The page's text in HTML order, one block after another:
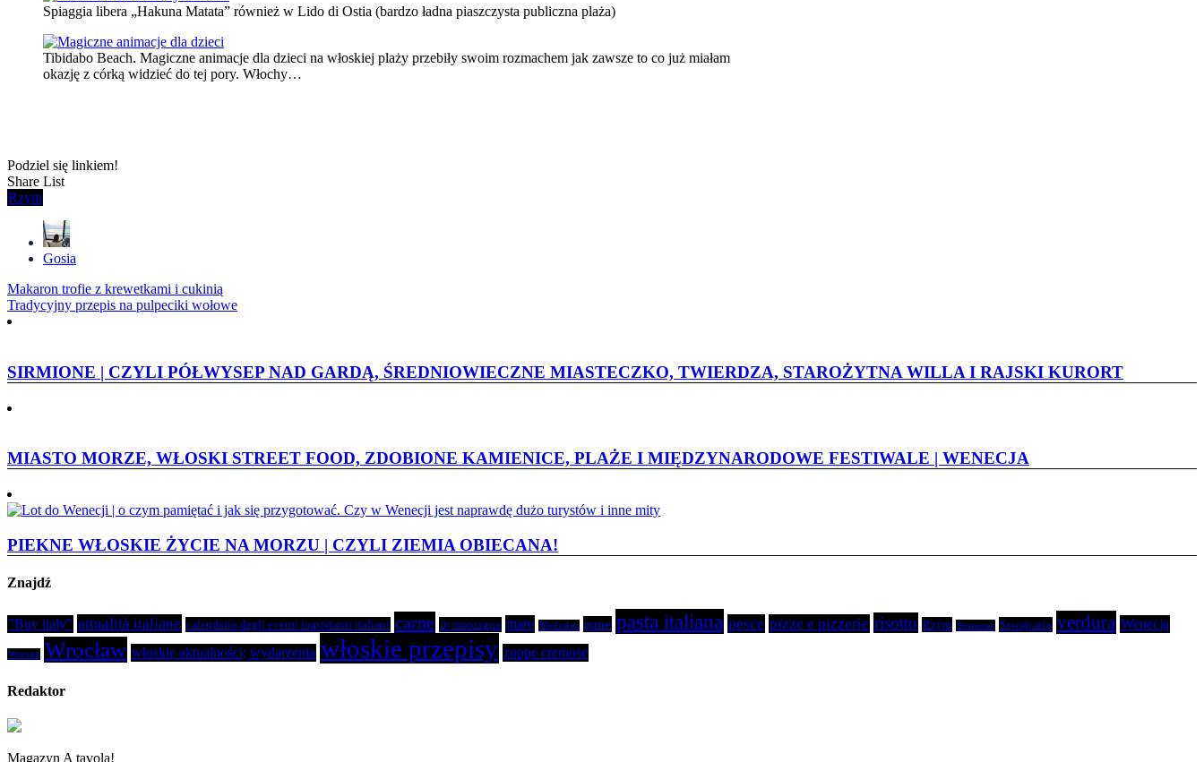
Spiaggia libera „Hakuna Matata” również w Lido di Ostia (bardzo ładna piaszczysta publiczna plaża)
Tibidabo Beach. Magiczne animacje dla dzieci na włoskiej plaży przebiły swoim rozmachem jak zawsze to co już miałam
okazję z córką widzieć do tej pory. Włochy…
Podziel się linkiem!
Share List
Rzym
Gosia
Nawigacja
wpisu
Makaron trofie z krewetkami i cukinią
Tradycyjny przepis na pulpeciki wołowe
SIRMIONE | CZYLI PÓŁWYSEP NAD GARDĄ, ŚREDNIOWIECZNE MIASTECZKO, TWIERDZA, STAROŻYTNA WILLA I RAJSKI KURORT
MIASTO MORZE, WŁOSKI STREET FOOD, ZDOBIONE KAMIENICE, PLAŻE I MIĘDZYNARODOWE FESTIWALE | WENECJA
PIEKNE WŁOSKIE ŻYCIE NA MORZU | CZYLI ZIEMIA OBIECANA!
Znajdź
"Buy italy" attualità italiane calendario degli eventi importanti italiani carne in montagna mare Mediolan pane pasta italiana pesce pizze e pizzerie risotto Rzym Sirmione Szwajcaria verdura Wenecja
Werona Wrocław włoskie aktualności; wydarzenia włoskie przepisy zuppe cremose
Redaktor
Magazyn A tavola!